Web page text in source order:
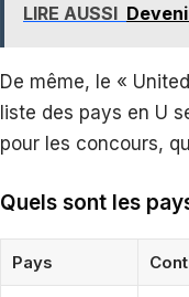
LIRE AUSSI
De même, le «
liste des pays en U
pour les concours,
Quels sont les
Pays